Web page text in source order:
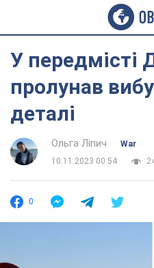
У передмісті
пролунав
деталі
Ольга Ліпич
War
10.11.2023 00:54
0